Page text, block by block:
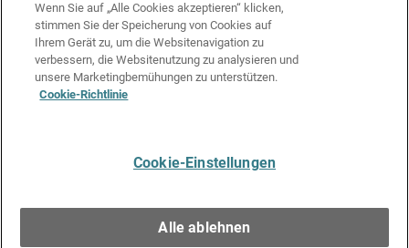
Cookie-Richtlinie
Datenschutzrichtlinie
Media & Brand Kit
Wenn Sie auf „Alle Cookies akzeptieren“ klicken,
stimmen Sie der Speicherung von Cookies auf
Ihrem Gerät zu, um die Websitenavigation zu
verbessern, die Websitenutzung zu analysieren und
unsere Marketingbemühungen zu unterstützen.
Cookie-Richtlinie
Cookie-Einstellungen
Alle ablehnen